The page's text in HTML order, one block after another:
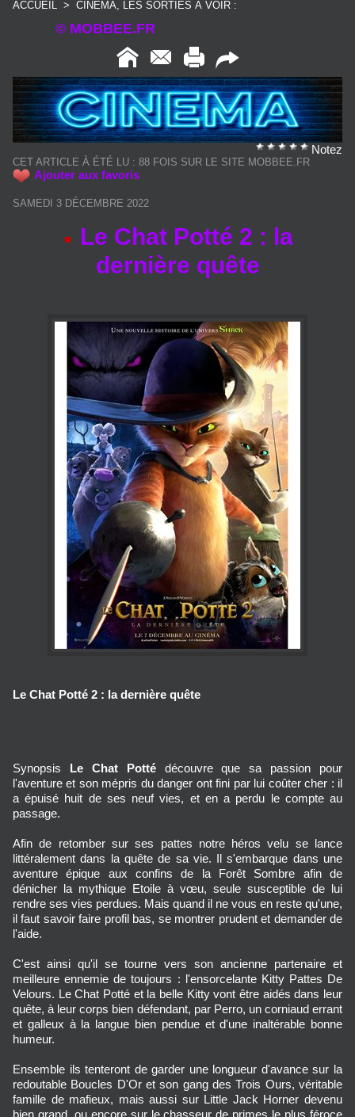
ACCUEIL > CINÉMA, LES SORTIES À VOIR :
© MOBBEE.FR
Notez
CET ARTICLE À ÉTÉ LU : 88 FOIS SUR LE SITE MOBBEE.FR
Ajouter aux favoris
SAMEDI 3 DÉCEMBRE 2022
Le Chat Potté 2 : la
dernière quête
Le Chat Potté 2 : la dernière quête
Synopsis Le Chat Potté découvre que sa passion pour
l'aventure et son mépris du danger ont fini par lui coûter cher : il
a épuisé huit de ses neuf vies, et en a perdu le compte au
passage.
Afin de retomber sur ses pattes notre héros velu se lance
littéralement dans la quête de sa vie. Il s'embarque dans une
aventure épique aux confins de la Forêt Sombre afin de
dénicher la mythique Etoile à vœu, seule susceptible de lui
rendre ses vies perdues. Mais quand il ne vous en reste qu'une,
il faut savoir faire profil bas, se montrer prudent et demander de
l'aide.
C'est ainsi qu'il se tourne vers son ancienne partenaire et
meilleure ennemie de toujours : l'ensorcelante Kitty Pattes De
Velours. Le Chat Potté et la belle Kitty vont être aidés dans leur
quête, à leur corps bien défendant, par Perro, un corniaud errant
et galleux à la langue bien pendue et d'une inaltérable bonne
humeur.
Ensemble ils tenteront de garder une longueur d'avance sur la
redoutable Boucles D'Or et son gang des Trois Ours, véritable
famille de mafieux, mais aussi sur Little Jack Horner devenu
bien grand, ou encore sur le chasseur de primes le plus féroce